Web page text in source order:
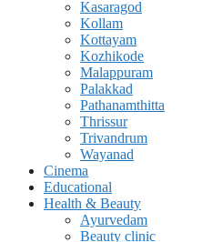
Kasaragod
Kollam
Kottayam
Kozhikode
Malappuram
Palakkad
Pathanamthitta
Thrissur
Trivandrum
Wayanad
Cinema
Educational
Health & Beauty
Ayurvedam
Beauty clinic